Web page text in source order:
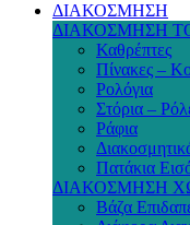
ΔΙΑΚΟΣΜΗΣΗ
ΔΙΑΚΟΣΜΗΣΗ
Καθρέπτες
Πίνακες –
Ρολόγια
Στόρια –
Ράφια
Πατάκια
ΔΙΑΚΟΣΜΗΣΗ
Βάζα